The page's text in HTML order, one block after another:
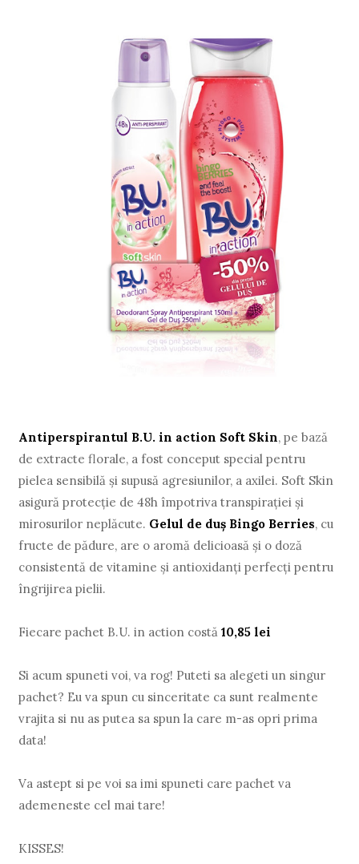
Antiperspirantul B.U. in action Soft Skin, pe bază
de extracte florale, a fost conceput special pentru
pielea sensibilă şi supusă agresiunilor, a axilei. Soft Skin
asigură protecţie de 48h împotriva transpiraţiei şi
mirosurilor neplăcute. Gelul de duş Bingo Berries, cu
fructe de pădure, are o aromă delicioasă şi o doză
consistentă de vitamine şi antioxidanţi perfecţi pentru
îngrijirea pielii.
Fiecare pachet B.U. in action costă10,85 lei
Si acum spuneti voi, va rog! Puteti sa alegeti un singur
pachet? Eu va spun cu sinceritate ca sunt realmente
vrajita si nu as putea sa spun la care m-as opri prima
data!
Va astept si pe voi sa imi spuneti care pachet va
ademeneste cel mai tare!
KISSES!